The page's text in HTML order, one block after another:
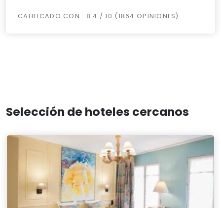
CALIFICADO CON : 8.4 / 10 (1864 OPINIONES)
Selección de hoteles cercanos